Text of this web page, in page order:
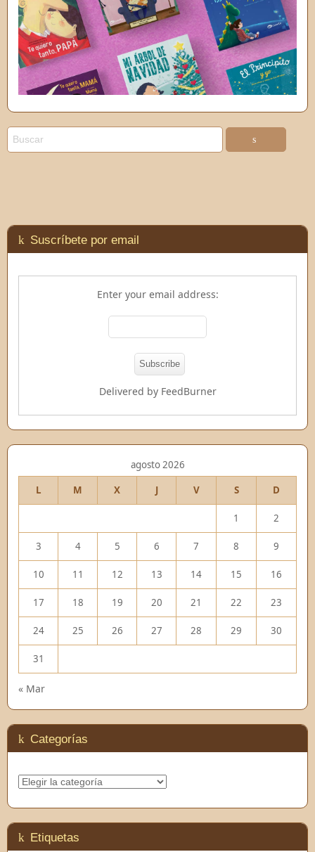
Suscríbete por email
Enter your email address:
Delivered by FeedBurner
agosto 2026
L
M X J V S D
1 2
3 4 5 6 7 8 9
10 11 12 13 14 15 16
17 18 19 20 21 22 23
24 25 26 27 28 29 30
31
« Mar
Categorías
Categorías
Etiquetas